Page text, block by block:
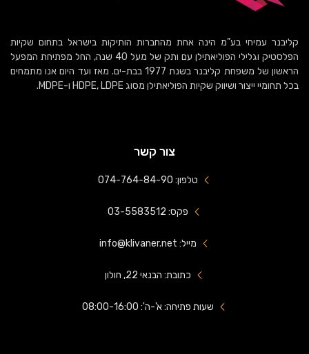
קליבנר עמיחי בע”מ הינה אחת מהחברות הותיקות בישראל בתחום שקיות
הפלסטיק וגלילי הפוליאתילן עם ותק של מעל 40 שנה, החל מפתיחת המפעל
הראשון של משפחת קליבנר בשנת 1977 בבת-ים. מאז ועד היום אנו מתמחים
בכל תחומיי ייצור ושיווק שקיות הפוליאתילן מסוג HDPE, LDPE ו-MDPE.
צור קשר
טלפון: 074-764-84-90
פקס: 03-5583512
מייל: info@klivaner.net
כתובת: הבנאי 22, חולון
שעות פתיחה: א'-ה': 08:00-16:00